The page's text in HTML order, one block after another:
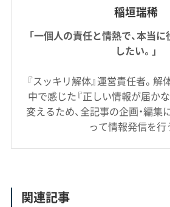
稲垣瑞稀
「一個人の責任と情熱で、本当
したい。」
『スッキリ解体』運営責任者。解
中で感じた『正しい情報が届か
変えるため、全記事の企画・編集
って情報発信を行
関連記事